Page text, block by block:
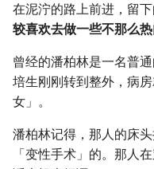
在泥泞的路上前进，留下
较喜欢去做一些不那么热
曾经的潘柏林是一名普
培生刚刚转到整外，病
女」。
潘柏林记得，那人的床
「变性手术」的。那人